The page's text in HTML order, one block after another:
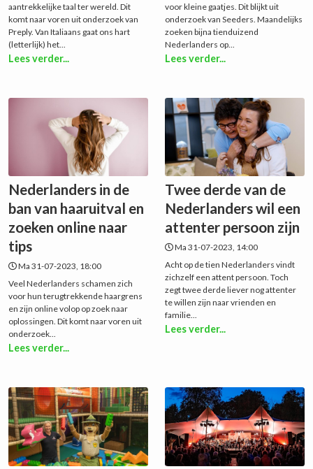
aantrekkelijke taal ter wereld. Dit
komt naar voren uit onderzoek van
Preply. Van Italiaans gaat ons hart
(letterlijk) het...
Lees verder...
voor kleine gaatjes. Dit blijkt uit
onderzoek van Seeders. Maandelijks
zoeken bijna tienduizend
Nederlanders op...
Lees verder...
Nederlanders in de
ban van haaruitval en
zoeken online naar
tips
Ma 31-07-2023, 18:00
Veel Nederlanders schamen zich
voor hun terugtrekkende haargrens
en zijn online volop op zoek naar
oplossingen. Dit komt naar voren uit
onderzoek...
Lees verder...
Twee derde van de
Nederlanders wil een
attenter persoon zijn
Ma 31-07-2023, 14:00
Acht op de tien Nederlanders vindt
zichzelf een attent persoon. Toch
zegt twee derde liever nog attenter
te willen zijn naar vrienden en
familie...
Lees verder...